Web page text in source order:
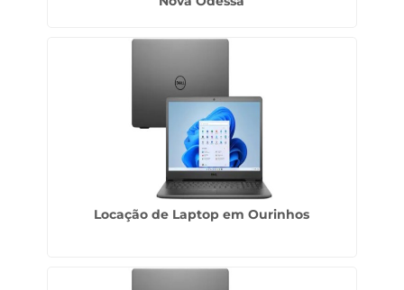
Locação de Laptop em Ourinhos